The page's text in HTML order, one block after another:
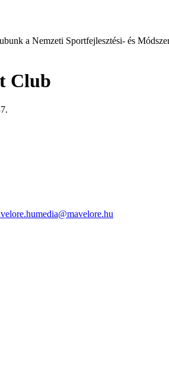
a Nemzeti Sportfejlesztési- és
Club
media@mavelore.hu